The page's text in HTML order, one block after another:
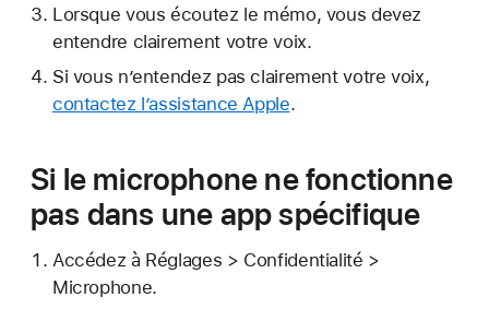
Lorsque vous écoutez le mémo, vous devez
entendre clairement votre voix.
Si vous n’entendez pas clairement votre voix,
contactez l’assistance Apple.
Si le microphone ne fonctionne
pas dans une app spécifique
Accédez à Réglages > Confidentialité >
Microphone.